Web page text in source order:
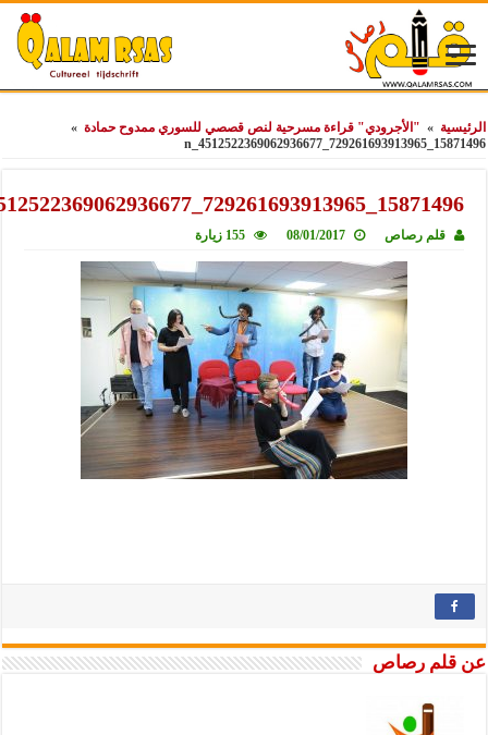
» "الأجرودي" قراءة مسرحية لنص قصصي للسوري ممدوح حمادة »
قلم رصاص 08/01/2017 155 زيارة
رصاص